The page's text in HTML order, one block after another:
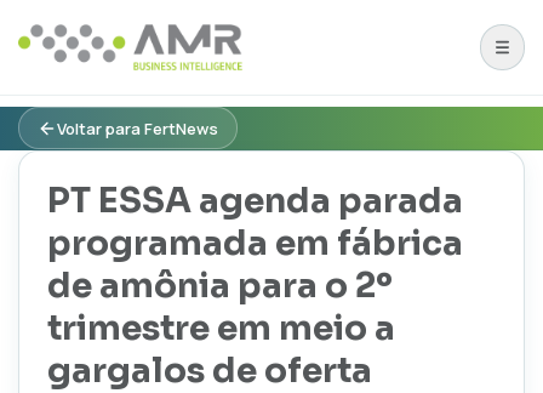
Voltar para FertNews
PT ESSA agenda parada
programada em fábrica
de amônia para o 2º
trimestre em meio a
gargalos de oferta